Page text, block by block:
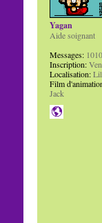
Yagan
Aide soignant
Messages:1010
Inscription:Ven
Localisation:
Film
Jack